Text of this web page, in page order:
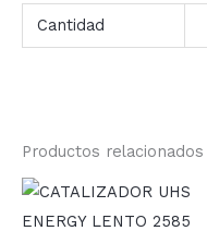
Cantidad
Productos relacionados